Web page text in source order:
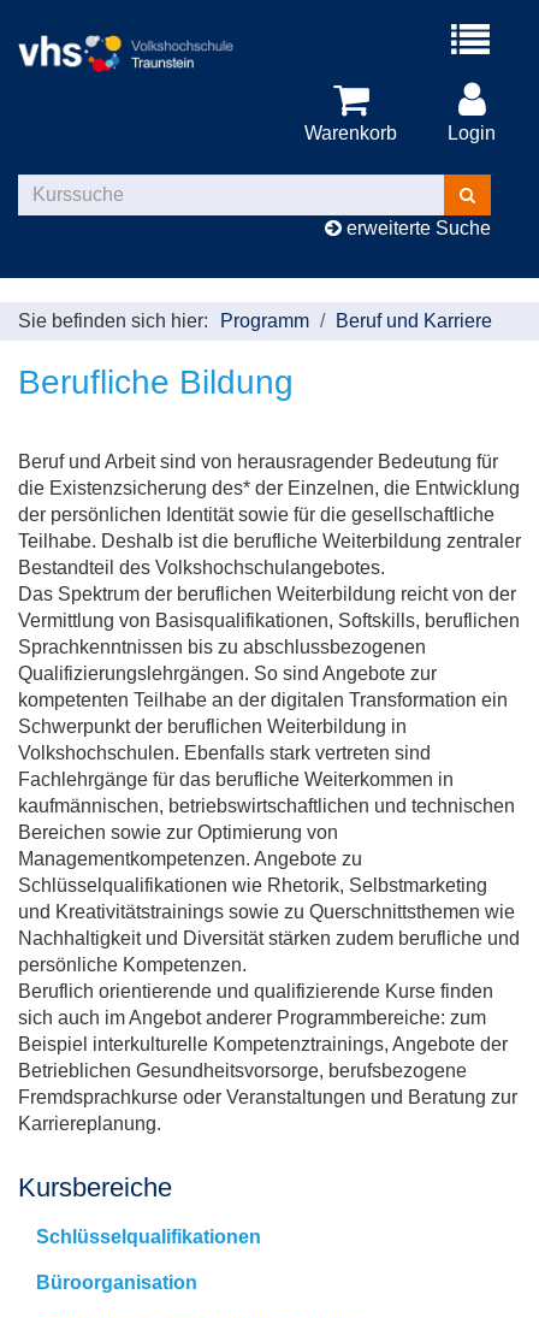
Menü
Warenkorb Login
Kurse
suchen
erweiterte Suche
Sie befinden sich hier: Programm Beruf und Karriere
Berufliche Bildung
Beruf und Arbeit sind von herausragender Bedeutung für
die Existenzsicherung des* der Einzelnen, die Entwicklung
der persönlichen Identität sowie für die gesellschaftliche
Teilhabe. Deshalb ist die berufliche Weiterbildung zentraler
Bestandteil des Volkshochschulangebotes.
Das Spektrum der beruflichen Weiterbildung reicht von der
Vermittlung von Basisqualifikationen, Softskills, beruflichen
Sprachkenntnissen bis zu abschlussbezogenen
Qualifizierungslehrgängen. So sind Angebote zur
kompetenten Teilhabe an der digitalen Transformation ein
Schwerpunkt der beruflichen Weiterbildung in
Volkshochschulen. Ebenfalls stark vertreten sind
Fachlehrgänge für das berufliche Weiterkommen in
kaufmännischen, betriebswirtschaftlichen und technischen
Bereichen sowie zur Optimierung von
Managementkompetenzen. Angebote zu
Schlüsselqualifikationen wie Rhetorik, Selbstmarketing
und Kreativitätstrainings sowie zu Querschnittsthemen wie
Nachhaltigkeit und Diversität stärken zudem berufliche und
persönliche Kompetenzen.
Beruflich orientierende und qualifizierende Kurse finden
sich auch im Angebot anderer Programmbereiche: zum
Beispiel interkulturelle Kompetenztrainings, Angebote der
Betrieblichen Gesundheitsvorsorge, berufsbezogene
Fremdsprachkurse oder Veranstaltungen und Beratung zur
Karriereplanung.
Kursbereiche
Schlüsselqualifikationen
Büroorganisation